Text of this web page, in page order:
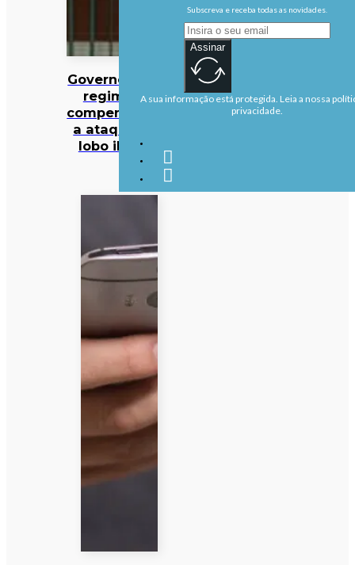
Governo altera
regime de
compensações
a ataques de
lobo ibérico
Subscreva e receba todas as novidades.
Assinar
A sua informação está protegida. Leia a nossa
privacidade.